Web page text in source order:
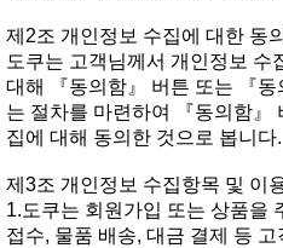
제2조개인정보수집에대한동의
도쿠는고객님께서개인정보수
대해『동의함』버튼또는『
는절차를마련하여『동의함
집에대해동의한것으로봅니다.
제3조개인정보수집항목및이
1.도쿠는회원가입또는상품을
접수,물품배송,대금결제등고